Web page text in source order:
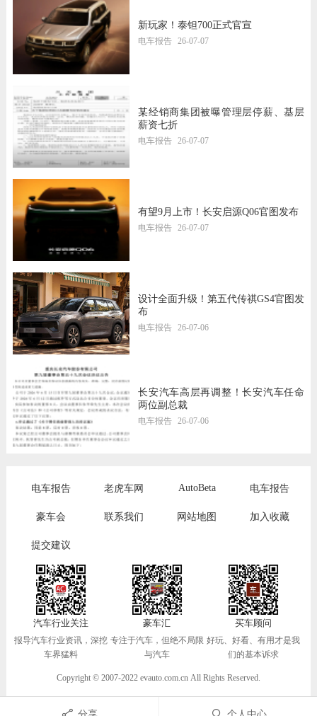
新玩家！泰钽700正式官宣
电车报告 26-07-07
某经销商集团被曝管理层停薪、基层
薪资七折
电车报告 26-07-07
有望9月上市！长安启源Q06官图发布
电车报告 26-07-07
设计全面升级！第五代传祺GS4官图发
布
电车报告 26-07-06
长安汽车高层再调整！长安汽车任命
两位副总裁
电车报告 26-07-06
电车报告 老虎车网 AutoBeta 电车报告
豪车会 联系我们 网站地图 加入收藏
提交建议
汽车行业关注
报导汽车行业资讯，深挖
车界猛料
豪车汇
专注于汽车，但绝不局限
与汽车
买车顾问
好玩、好看、有用才是我
们的基本诉求
Copyright © 2007-2022 evauto.com.cn All Rights Reserved.